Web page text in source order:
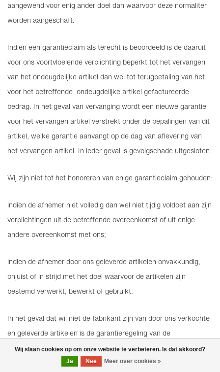
aangewend voor enig ander doel dan waarvoor deze normaliter
worden aangeschaft.
Indien een garantieclaim als terecht is beoordeeld is de daaruit
voor ons voortvloeiende verplichting beperkt tot het vervangen
van het ondeugdelijke artikel dan wel tot terugbetaling van het
voor het betreffende ondeugdelijke artikel gefactureerde
bedrag. In het geval van vervanging wordt een nieuwe garantie
voor het vervangen artikel verstrekt onder de bepalingen van dit
artikel, welke garantie aanvangt op de dag van aflevering van
het vervangen artikel. In ieder geval is gevolgschade uitgesloten.
Wij zijn niet tot het honoreren van enige garantieclaim gehouden:
indien de afnemer niet volledig dan wel niet tijdig voldoet aan zijn
verplichtingen uit de betreffende overeenkomst of uit enige
andere overeenkomst met ons;
indien de afnemer door ons geleverde artikelen onvakkundig,
onjuist of in strijd met het doel waarvoor de artikelen zijn
bestemd verwerkt, bewerkt of gebruikt.
In het geval dat wij niet de fabrikant zijn van door ons verkochte
en geleverde artikelen is de garantieregeling van de
desbetreffende fabrikant van dat artikel van toepassing.
Wij slaan cookies op om onze website te verbeteren. Is dat akkoord?
Ja
Nee Meer over cookies »